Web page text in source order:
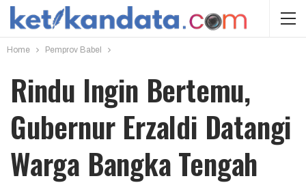
Home Pemprov Babel
Rindu Ingin Bertemu,
Gubernur Erzaldi Datangi
Warga Bangka Tengah